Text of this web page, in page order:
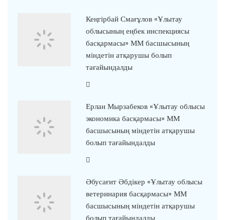
Кеңгірбай Смағұлов «Ұлытау
облысының еңбек инспекциясы
басқармасы» ММ басшысының
міндетін атқарушы болып
тағайындалды
Ерлан Мырзабеков «Ұлытау облысы
экономика басқармасы» ММ
басшысының міндетін атқарушы
болып тағайындалды
Әбусағит Әбдікер «Ұлытау облысы
ветеринария басқармасы» ММ
басшысының міндетін атқарушы